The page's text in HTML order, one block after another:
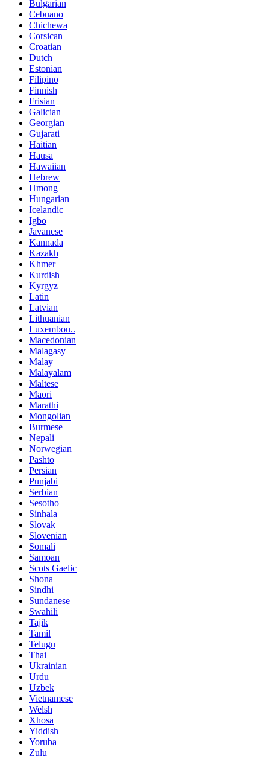
Bulgarian
Cebuano
Chichewa
Corsican
Croatian
Dutch
Estonian
Filipino
Finnish
Frisian
Galician
Georgian
Gujarati
Haitian
Hausa
Hawaiian
Hebrew
Hmong
Hungarian
Icelandic
Igbo
Javanese
Kannada
Kazakh
Khmer
Kurdish
Kyrgyz
Latin
Latvian
Lithuanian
Luxembou..
Macedonian
Malagasy
Malay
Malayalam
Maltese
Maori
Marathi
Mongolian
Burmese
Nepali
Norwegian
Pashto
Persian
Punjabi
Serbian
Sesotho
Sinhala
Slovak
Slovenian
Somali
Samoan
Scots Gaelic
Shona
Sindhi
Sundanese
Swahili
Tajik
Tamil
Telugu
Thai
Ukrainian
Urdu
Uzbek
Vietnamese
Welsh
Xhosa
Yiddish
Yoruba
Zulu